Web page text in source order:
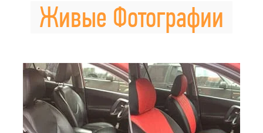
Живые Фотографии